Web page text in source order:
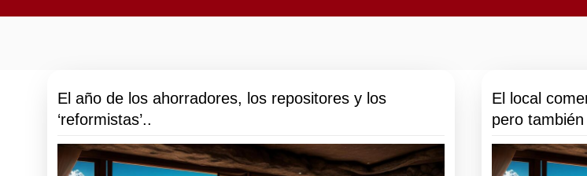
El año de los ahorradores, los repositores y los
‘reformistas’..
El local
pero